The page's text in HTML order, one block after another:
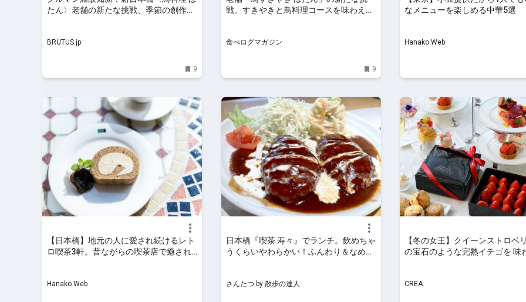
たん〉老舗の新たな挑戦、季節の創作料
BRUTUS.jp
9
戦。すきやきと鳥料理コースを味わえる
食べログマガジン
9
なメニューを楽しめる中華5選
Hanako Web
【日本橋】地元の人に愛され続けるレト
ロ喫茶3軒。昔ながらの喫茶店で癒され
Hanako Web
日本橋『喫茶 寿々』でランチ。飲めちゃ
うくらいやわらかい！ふんわり＆なめら
さんたつ by 散歩の達人
【冬の女王】クイーンストロベ
の宝石のような完熟イチゴを 味
CREA